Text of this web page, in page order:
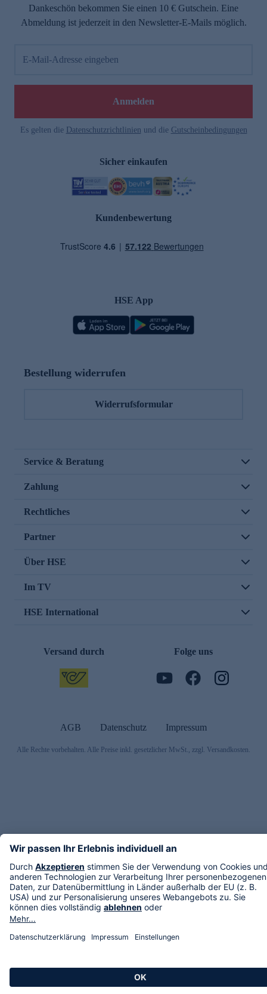
Dankeschön bekommen Sie einen 10 € Gutschein. Eine
Abmeldung ist jederzeit in den Newsletter-E-Mails möglich.
E-Mail-Adresse eingeben
Anmelden
Es gelten die Datenschutzrichtlinien und die Gutscheinbedingungen
Sicher einkaufen
Kundenbewertung
HSE App
Bestellung widerrufen
Widerrufsformular
Service & Beratung
Zahlung
Rechtliches
Partner
Über HSE
Im TV
HSE International
Versand durch Folge uns
AGB Datenschutz Impressum
Alle Rechte vorbehalten. Alle Preise inkl. gesetzlicher MwSt., zzgl. Versandkosten.